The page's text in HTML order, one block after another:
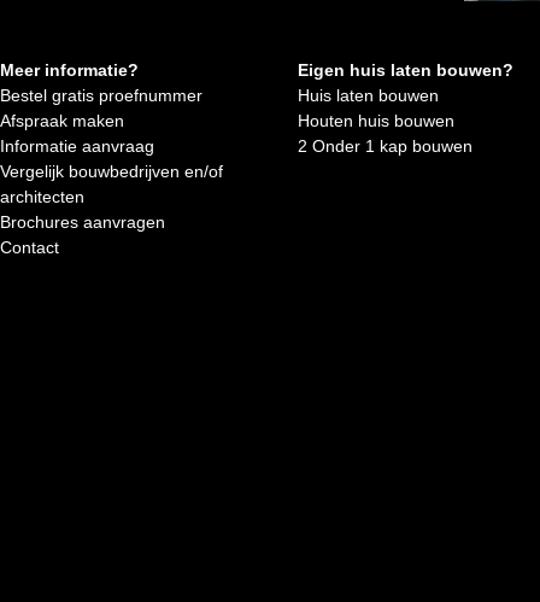
Meer informatie?
Bestel gratis proefnummer
Afspraak maken
Informatie aanvraag
Vergelijk bouwbedrijven en/of
architecten
Brochures aanvragen
Contact
Eigen huis laten bouwen?
Huis laten bouwen
Houten huis bouwen
2 Onder 1 kap bouwen